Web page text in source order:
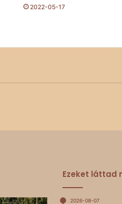
2022-05-17
Ezeket láttad
2026-08-07